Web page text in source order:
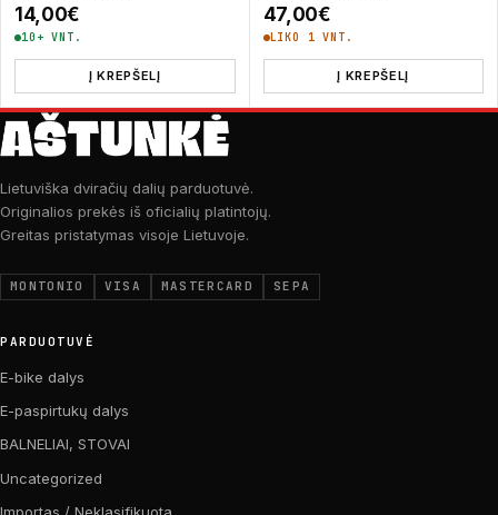
14,00€
10+ VNT.
Į KREPŠELĮ
47,00€
LIKO 1 VNT.
Į KREPŠELĮ
Lietuviška dviračių dalių parduotuvė.
Originalios prekės iš oficialių platintojų.
Greitas pristatymas visoje Lietuvoje.
MONTONIO VISA MASTERCARD SEPA
PARDUOTUVĖ
E-bike dalys
E-paspirtukų dalys
BALNELIAI, STOVAI
Uncategorized